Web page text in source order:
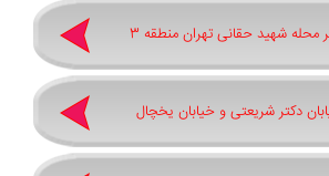
محله شهید حقانی تهران منطقه 3
دکتر شریعتی و خیابان یخچال